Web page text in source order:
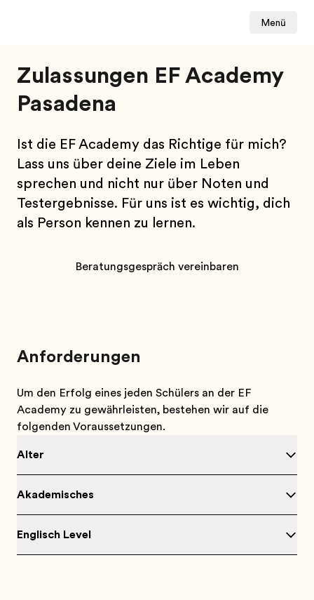
Menü
Zulassungen EF Academy
Pasadena
Ist die EF Academy das Richtige für mich?
Lass uns über deine Ziele im Leben
sprechen und nicht nur über Noten und
Testergebnisse. Für uns ist es wichtig, dich
als Person kennen zu lernen.
Beratungsgespräch vereinbaren
Anforderungen
Um den Erfolg eines jeden Schülers an der EF
Academy zu gewährleisten, bestehen wir auf die
folgenden Voraussetzungen.
Alter
Akademisches
Englisch Level